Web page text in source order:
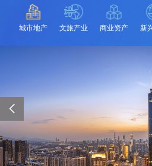
城市地产 文旅产业 商业资产 新